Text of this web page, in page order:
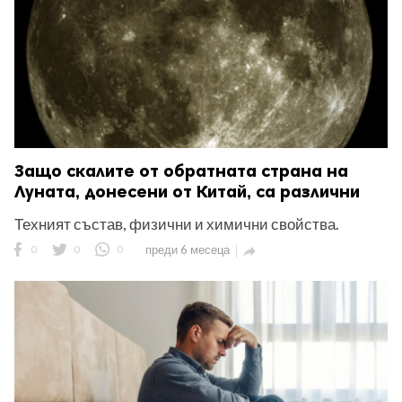
Защо скалите от обратната страна на
Луната, донесени от Китай, са различни
Техният състав, физични и химични свойства.
0 0 0 преди 6 месеца 